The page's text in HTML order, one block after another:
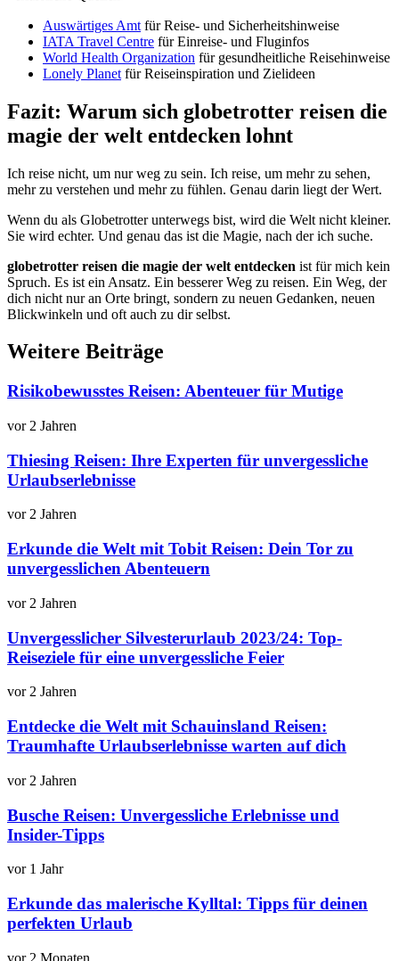
Auswärtiges Amt für Reise- und Sicherheitshinweise
IATA Travel Centre für Einreise- und Fluginfos
World Health Organization für gesundheitliche Reisehinweise
Lonely Planet für Reiseinspiration und Zielideen
Fazit: Warum sich globetrotter reisen die
magie der welt entdecken lohnt
Ich reise nicht, um nur weg zu sein. Ich reise, um mehr zu sehen,
mehr zu verstehen und mehr zu fühlen. Genau darin liegt der Wert.
Wenn du als Globetrotter unterwegs bist, wird die Welt nicht kleiner.
Sie wird echter. Und genau das ist die Magie, nach der ich suche.
globetrotter reisen die magie der welt entdecken ist für mich kein
Spruch. Es ist ein Ansatz. Ein besserer Weg zu reisen. Ein Weg, der
dich nicht nur an Orte bringt, sondern zu neuen Gedanken, neuen
Blickwinkeln und oft auch zu dir selbst.
Weitere Beiträge
Risikobewusstes Reisen: Abenteuer für Mutige
vor 2 Jahren
Thiesing Reisen: Ihre Experten für unvergessliche
Urlaubserlebnisse
vor 2 Jahren
Erkunde die Welt mit Tobit Reisen: Dein Tor zu
unvergesslichen Abenteuern
vor 2 Jahren
Unvergesslicher Silvesterurlaub 2023/24: Top-
Reiseziele für eine unvergessliche Feier
vor 2 Jahren
Entdecke die Welt mit Schauinsland Reisen:
Traumhafte Urlaubserlebnisse warten auf dich
vor 2 Jahren
Busche Reisen: Unvergessliche Erlebnisse und
Insider-Tipps
vor 1 Jahr
Erkunde das malerische Kylltal: Tipps für deinen
perfekten Urlaub
vor 2 Monaten